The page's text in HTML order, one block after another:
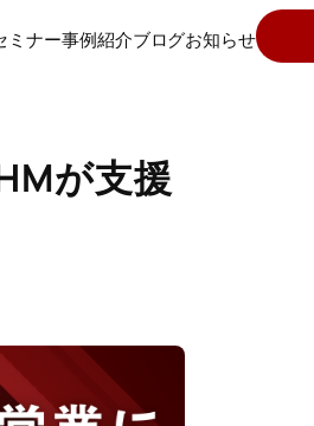
ミナー事例紹介ブログお知らせ
が支援